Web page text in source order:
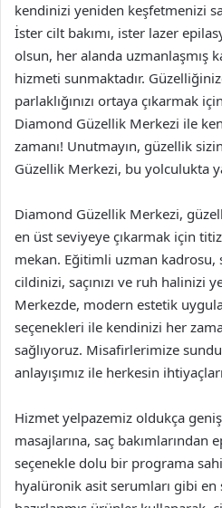
kendinizi yeniden keşfetmenizi
İster cilt bakımı, ister lazer
olsun, her alanda uzmanlaşmış
hizmeti sunmaktadır.
parlaklığınızı ortaya çıkarmak
Diamond Güzellik Merkezi ile
zamanı! Unutmayın, güzellik
Güzellik Merkezi, bu yolculukta
Diamond Güzellik Merkezi,
en üst seviyeye çıkarmak için
mekan. Eğitimli uzman
cildinizi, saçınızı ve ruh halinizi
Merkezde, modern estetik
seçenekleri ile kendinizi her
sağlıyoruz. Misafirlerimize
anlayışımız ile herkesin
Hizmet yelpazemiz oldukça
masajlarına, saç bakımlarından
seçenekle dolu bir programa
hyalüronik asit serumları gibi